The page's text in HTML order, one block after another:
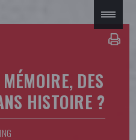
DES
HISTOIRE ?